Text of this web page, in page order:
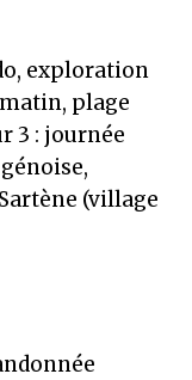
exploration
plage
3 : journée
(village